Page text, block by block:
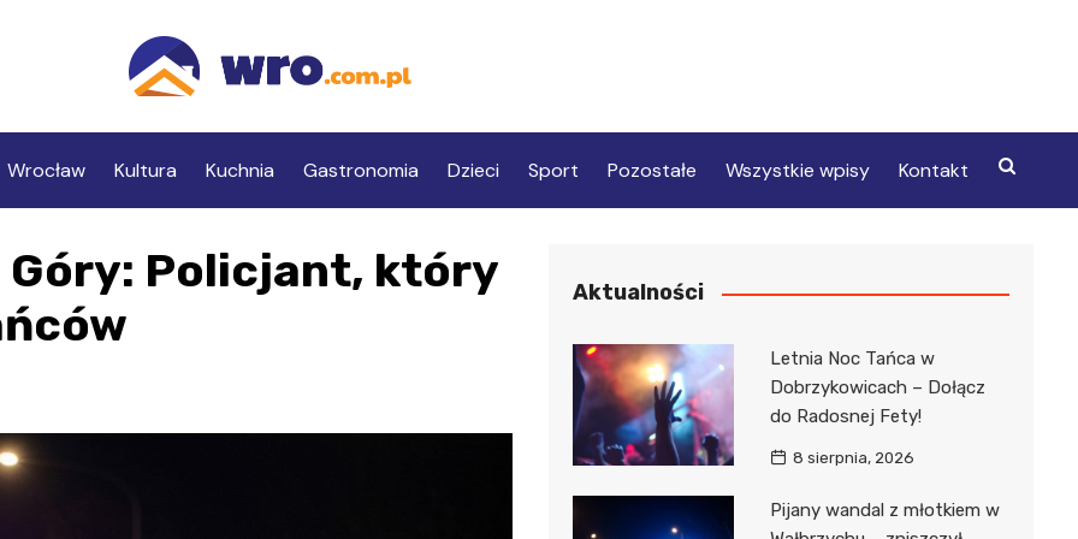
Wrocław Kultura Kuchnia Gastronomia Dzieci Sport Pozostałe Wszystkie wpisy Kontakt
Góry: Policjant, który
Aktualności
Letnia Noc Tańca w
Dobrzykowicach – Dołącz
do Radosnej Fety!
8 sierpnia, 2026
Pijany wandal z młotkiem w